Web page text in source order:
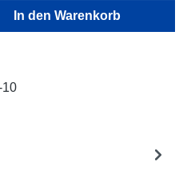
den gewünschten
In den Warenkorb
10